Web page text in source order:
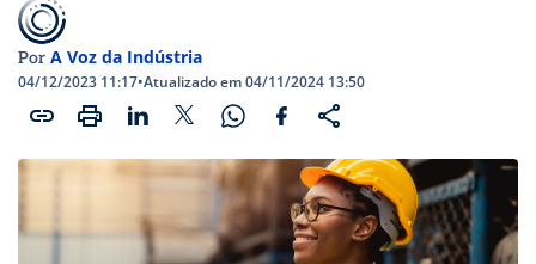
Por A Voz da Indústria
04/12/2023 11:17•Atualizado em 04/11/2024 13:50